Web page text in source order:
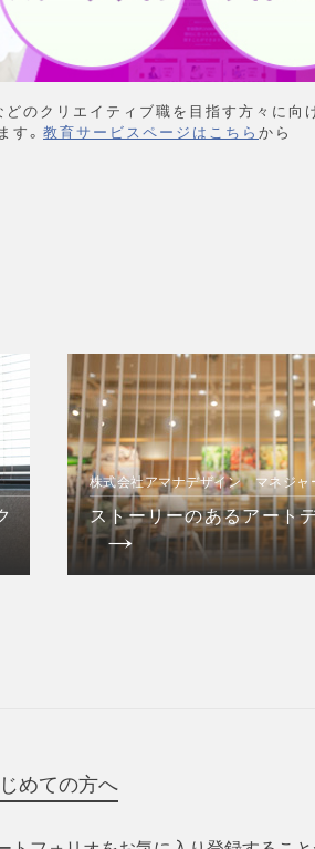
のクリエイティブ職を目指す方々に向
。 教育サービスページはこちら から
株式会社アマナデザイン マネジ
ストーリーのあるアート
めての方へ